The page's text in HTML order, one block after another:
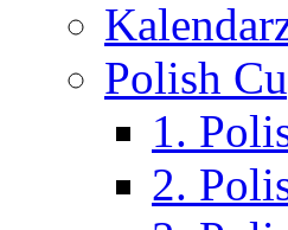
Polish
1.
2.